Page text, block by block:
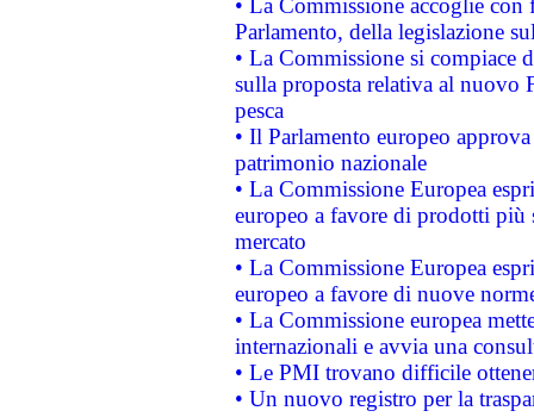
• La Commissione accoglie
Parlamento, della legislazione
• La Commissione si compiace
sulla proposta relativa al nuovo
pesca
• Il Parlamento europeo
patrimonio nazionale
• La Commissione Europea
europeo a favore di prodotti
mercato
• La Commissione Europea
europeo a favore di nuove
• La Commissione europea
internazionali e avvia una
• Le PMI trovano difficile
• Un nuovo registro per la